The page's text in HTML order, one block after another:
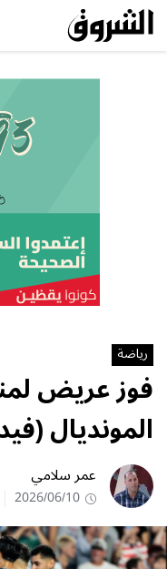
رياضة
فوز عريض
المونديال
عمر سلامي
2026/06/10